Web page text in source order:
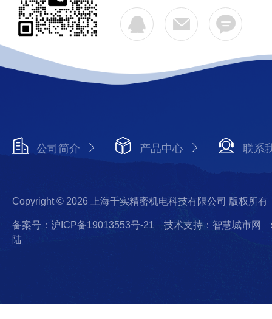
公司简介 产品中心 联系
Copyright © 2026 上海千实精密机电科技有限公司 版权所有
备案号：沪ICP备19013553号-21 技术支持：智慧城市网
陆